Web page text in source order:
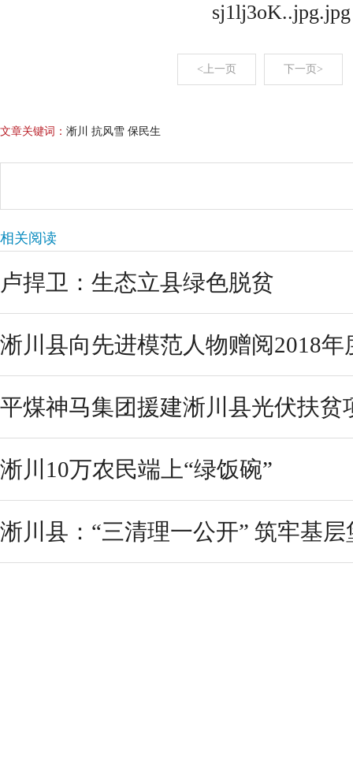
<上一页 下一页>
文章关键词： 淅川 抗风雪 保民生
相关阅读
卢捍卫：生态立县绿色脱贫
淅川县向先进模范人物赠阅2018年
平煤神马集团援建淅川县光伏扶贫
淅川10万农民端上“绿饭碗”
淅川县：“三清理一公开” 筑牢基层